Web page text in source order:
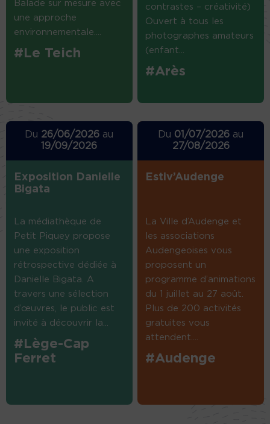
Balade sur mesure avec
une approche
environnementale....
#Le Teich
contrastes – créativité)
Ouvert à tous les
photographes amateurs
(enfant...
#Arès
Du 26/06/2026 au
19/09/2026
Exposition Danielle
Bigata
La médiathèque de
Petit Piquey propose
une exposition
rétrospective dédiée à
Danielle Bigata. A
travers une sélection
d’œuvres, le public est
invité à découvrir la...
#Lège-Cap
Ferret
Du 01/07/2026 au
27/08/2026
Estiv’Audenge
La Ville d’Audenge et
les associations
Audengeoises vous
proposent un
programme d’animations
du 1 juillet au 27 août.
Plus de 200 activités
gratuites vous
attendent....
#Audenge